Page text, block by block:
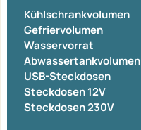
Kühlschrankvolumen
Gefriervolumen
Wasservorrat
Abwassertankvolumen
USB-Steckdosen
Steckdosen 12V
Steckdosen 230V